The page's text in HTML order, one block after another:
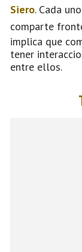
Siero. Cada
comparte
implica que
tener
entre ellos.